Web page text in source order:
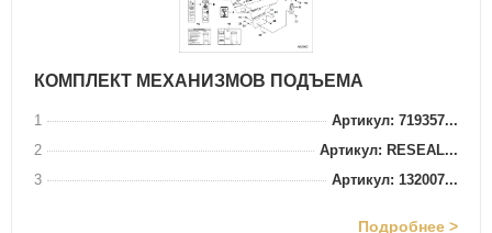
КОМПЛЕКТ МЕХАНИЗМОВ ПОДЪЕМА
1
Артикул: 719357...
2
Артикул: RESEAL...
3
Артикул: 132007...
Подробнее >